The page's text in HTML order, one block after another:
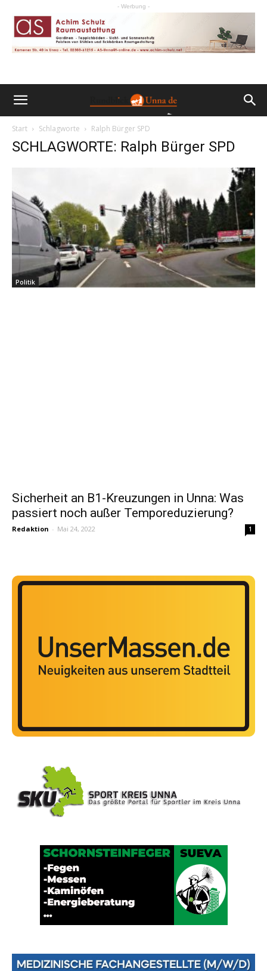
- Werbung -
Start Schlagworte Ralph Bürger SPD
SCHLAGWORTE: Ralph Bürger SPD
Politik
Sicherheit an B1-Kreuzungen in Unna: Was
passiert noch außer Temporeduzierung?
Redaktion - Mai 24, 2022 1